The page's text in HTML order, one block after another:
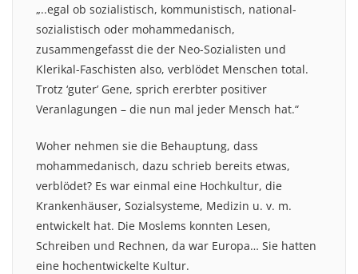
„..egal ob sozialistisch, kommunistisch, national-
sozialistisch oder mohammedanisch,
zusammengefasst die der Neo-Sozialisten und
Klerikal-Faschisten also, verblödet Menschen total.
Trotz ‘guter’ Gene, sprich ererbter positiver
Veranlagungen – die nun mal jeder Mensch hat.“
Woher nehmen sie die Behauptung, dass
mohammedanisch, dazu schrieb bereits etwas,
verblödet? Es war einmal eine Hochkultur, die
Krankenhäuser, Sozialsysteme, Medizin u. v. m.
entwickelt hat. Die Moslems konnten Lesen,
Schreiben und Rechnen, da war Europa… Sie hatten
eine hochentwickelte Kultur.